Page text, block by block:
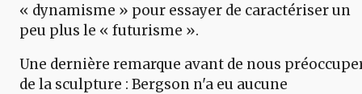
« dynamisme » pour essayer de caractériser un
peu plus le « futurisme ».
Une dernière remarque avant de nous
de la sculpture : Bergson n'a eu aucune